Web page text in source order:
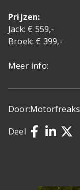
Prijzen:
Jack: € 559,-
Broek: € 399,-
Meer info:
Door:Motorfreaks
Deel